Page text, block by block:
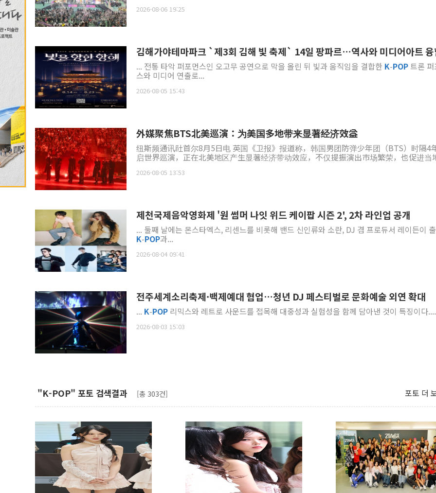
카카오, 2026년
현대카드, 박재범
2026-08-06 19:25
김해가야테마파크 `제3회 김해 빛 축제` 14일 팡파르…역사와 미디어아트
... 전통 타악 퍼포먼스인 오고무 공연으로 막을 올린 뒤 빛과 움직임을 결합한 K-POP 트론
스와 미디어 연출로...
2026-08-05 15:43
外媒聚焦BTS北美巡演：为美国多地带来显著经济效益
纽斯频通讯社首尔8月5日电 英国《卫报》报道称，韩国男团防弹少年团（BTS）时隔4
启世界巡演，正在北美地区产生显著经济带动效应，不仅提振演出市场繁荣，也促进当
2026-08-05 13:53
제천국제음악영화제 '원 썸머 나잇 위드 케이팝 시즌 2', 2차 라인업 공개
... 둘째 날에는 몬스타엑스, 리센느를 비롯해 밴드 신인류와 소란, DJ 겸 프로듀서 레이든이
K-POP과...
2026-08-04 09:41
전주세계소리축제·백제예대 협업…청년 DJ 페스티벌로 문화예술 외연 확대
... K-POP 리믹스와 레트로 사운드를 접목해 대중성과 실험성을 함께 담아낸 것이 특징이다....
2026-08-03 15:03
"K-POP" 포토 검색결과 [총 303건] 포토 더